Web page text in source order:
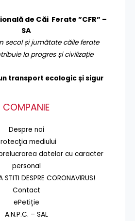
de Căi Ferate ”CFR” –
SA
secol și jumătate căile ferate
la progres și civilizație
transport ecologic și sigur
COMPANIE
Despre noi
mediului
datelor cu caracter
personal
STITI DESPRE CORONAVIRUS!
Contact
ePetiție
A.N.P.C. – SAL